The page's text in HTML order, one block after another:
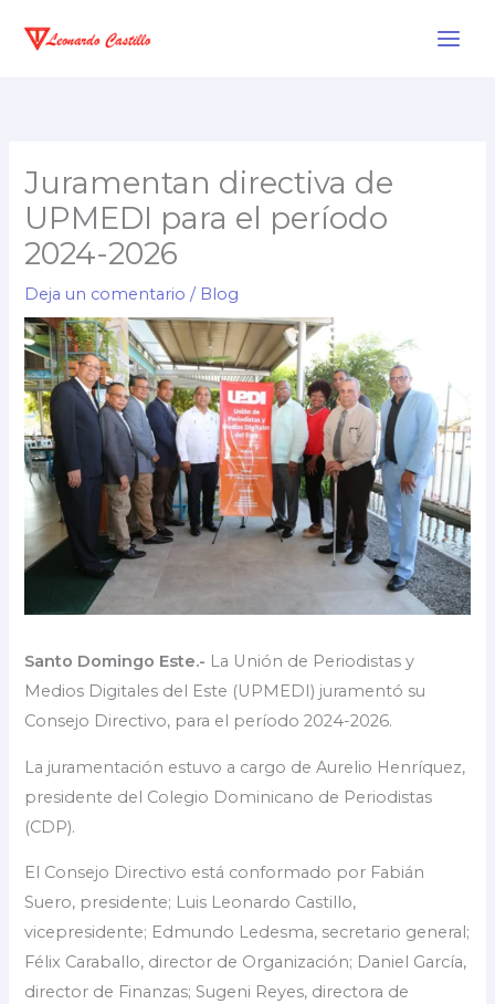
Juramentan directiva de
UPMEDI para el período
2024-2026
Deja un comentario / Blog
Santo Domingo Este.- La Unión de Periodistas y
Medios Digitales del Este (UPMEDI) juramentó su
Consejo Directivo, para el período 2024-2026.
La juramentación estuvo a cargo de Aurelio Henríquez,
presidente del Colegio Dominicano de Periodistas
(CDP).
El Consejo Directivo está conformado por Fabián
Suero, presidente; Luis Leonardo Castillo,
vicepresidente; Edmundo Ledesma, secretario general;
Félix Caraballo, director de Organización; Daniel García,
director de Finanzas; Sugeni Reyes, directora de